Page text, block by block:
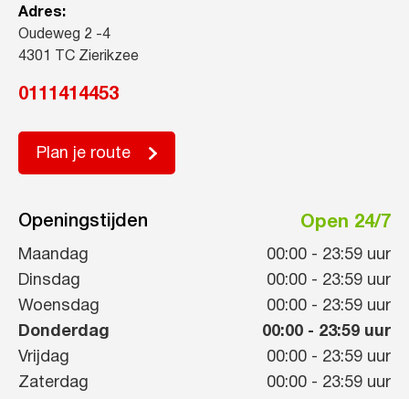
Adres:
Oudeweg 2 -4
4301 TC Zierikzee
0111414453
Plan je route
Openingstijden Open 24/7
Maandag 00:00 - 23:59 uur
Dinsdag
00:00 - 23:59 uur
Woensdag
00:00 - 23:59 uur
Donderdag
00:00 - 23:59 uur
Vrijdag
00:00 - 23:59 uur
Zaterdag
00:00 - 23:59 uur